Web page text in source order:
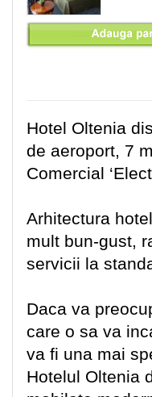
Hotel Oltenia
de aeroport, 7
Comercial
Arhitectura
mult bun-gust,
servicii la
Daca va
care o sa va
va fi una mai
Hotelul Oltenia